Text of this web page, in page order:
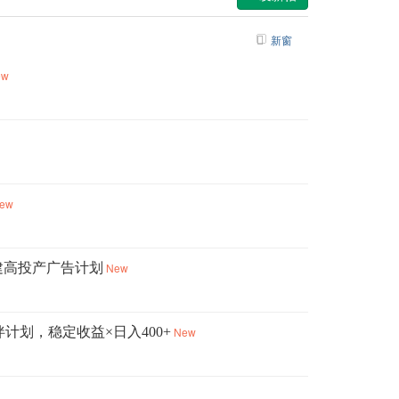
新窗
投产广告计划 New
划，稳定收益×日入400+ New